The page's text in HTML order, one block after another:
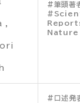
,
筆頭著
Nature
口述発